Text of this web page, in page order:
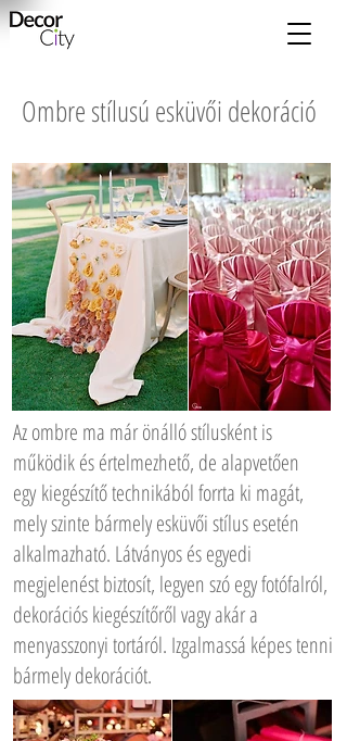
Ombre stílusú esküvői dekoráció
Az ombre ma már önálló stílusként is
működik és értelmezhető, de alapvetően
egy kiegészítő technikából forrta ki magát,
mely szinte bármely esküvői stílus esetén
alkalmazható. Látványos és egyedi
megjelenést biztosít, legyen szó egy fotófalról,
dekorációs kiegészítőről vagy akár a
menyasszonyi tortáról. Izgalmassá képes tenni
bármely dekorációt.